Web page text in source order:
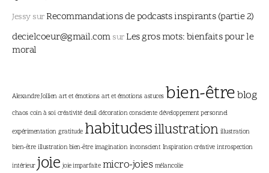
JessysurRecommandations de podcasts inspirants (partie 2)
decielcoeur@gmail.comsurLes gros mots: bienfaits pour le
moral
Alexandre Jollien art et émotions art et émotions astuces bien-êtreblog
chaos coin à soi créativité deuil décoration consciente développement personnel
expérimentation gratitude habitudesillustration illustration
bien-être illustration bien-être imagination inconscient Inspiration créative introspection
intérieur joie joie imparfaite micro-joies mélancolie